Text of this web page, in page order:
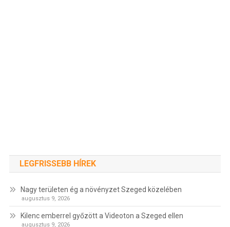
LEGFRISSEBB HÍREK
Nagy területen ég a növényzet Szeged közelében
augusztus 9, 2026
Kilenc emberrel győzött a Videoton a Szeged ellen
augusztus 9, 2026